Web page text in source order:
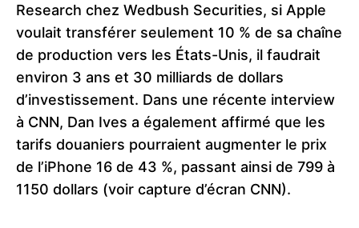
Research chez Wedbush Securities, si Apple
voulait transférer seulement 10 % de sa chaîne
de production vers les États-Unis, il faudrait
environ 3 ans et 30 milliards de dollars
d’investissement. Dans une récente interview
à CNN, Dan Ives a également affirmé que les
tarifs douaniers pourraient augmenter le prix
de l’iPhone 16 de 43 %, passant ainsi de 799 à
1150 dollars (voir capture d’écran CNN).